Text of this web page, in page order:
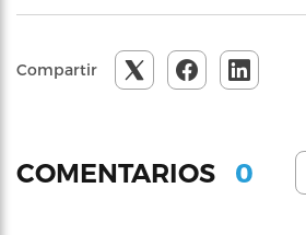
Compartir
COMENTARIOS 0